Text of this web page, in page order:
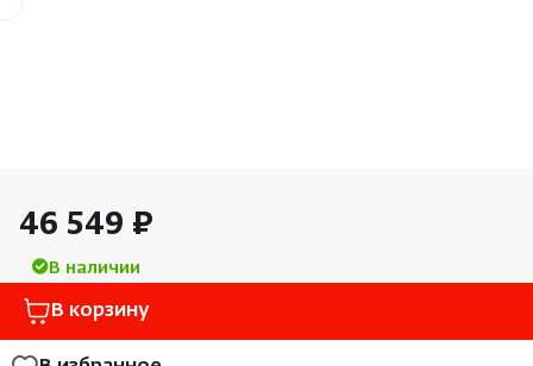
46 549 ₽
В наличии
В корзину